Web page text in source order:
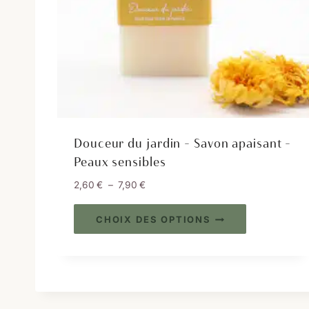
Douceur du jardin – Savon apaisant –
Peaux sensibles
2,60€ – 7,90€
a
g
CHOIX DES OPTIONS
e